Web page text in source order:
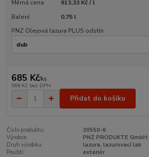
Měrná cena
913,33 Kč / l
Balení
0.75 l
PNZ Olejová lazura PLUS odstín
685 Kč/ks
566 Kč bez DPH
Přidat do košíku
Číslo produktu:
30550-6
Výrobce:
PNZ PRODUKTE GmbH
Druh výrobku:
lazura, lazurovací lak
Použití:
exteriér